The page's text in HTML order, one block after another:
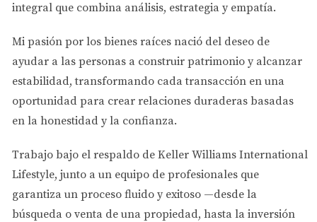
Palm Beach
Siguen teniendo algo que muchos mercados quisieran:
👉Demanda constante + crecimiento poblacional +
interés internacional
se comportan igual
Aquí está la clave que muchos no están explicando (y que
los inversionistas inteligentes sí están viendo):
integral que combina análisis, estrategia y empatía.
Mi pasión por los bienes raíces nació del deseo de
ayudar a las personas a construir patrimonio y alcanzar
estabilidad, transformando cada transacción en una
oportunidad para crear relaciones duraderas basadas
en la honestidad y la confianza.
Trabajo bajo el respaldo de Keller Williams International
Lifestyle, junto a un equipo de profesionales que
garantiza un proceso fluido y exitoso —desde la
búsqueda o venta de una propiedad, hasta la inversión